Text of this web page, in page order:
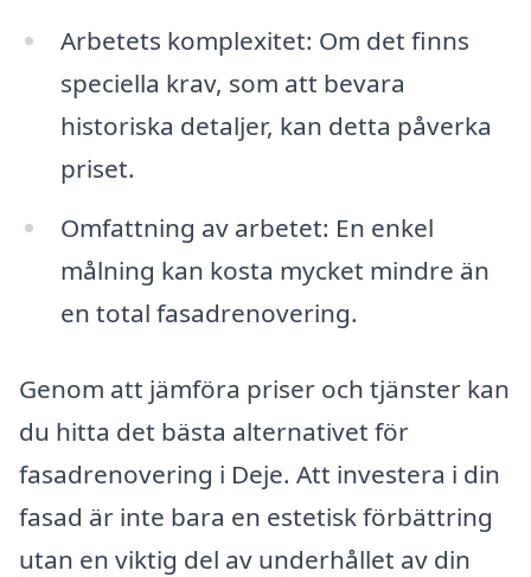
Arbetets komplexitet: Om det finns
speciella krav, som att bevara
historiska detaljer, kan detta påverka
priset.
Omfattning av arbetet: En enkel
målning kan kosta mycket mindre än
en total fasadrenovering.
Genom att jämföra priser och tjänster kan
du hitta det bästa alternativet för
fasadrenovering i Deje. Att investera i din
fasad är inte bara en estetisk förbättring
utan en viktig del av underhållet av din